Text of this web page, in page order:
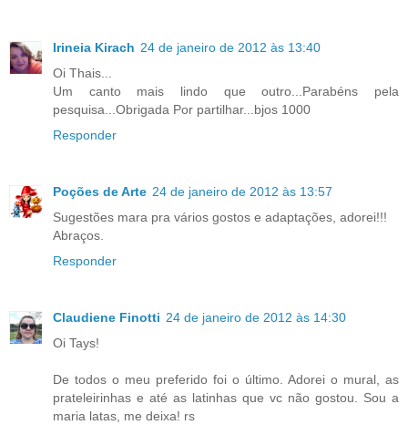
Irineia Kirach 24 de janeiro de 2012 às 13:40
Oi Thais...
Um canto mais lindo que outro...Parabéns pela
pesquisa...Obrigada Por partilhar...bjos 1000
Responder
Poções de Arte 24 de janeiro de 2012 às 13:57
Sugestões mara pra vários gostos e adaptações, adorei!!!
Abraços.
Responder
Claudiene Finotti 24 de janeiro de 2012 às 14:30
Oi Tays!
De todos o meu preferido foi o último. Adorei o mural, as
prateleirinhas e até as latinhas que vc não gostou. Sou a
maria latas, me deixa! rs